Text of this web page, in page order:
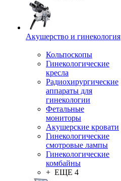
Акушерство и гинекология
Кольпоскопы
Гинекологические
кресла
Радиохирургические
аппараты для
гинекологии
Фетальные
мониторы
Акушерские кровати
Гинекологические
смотровые лампы
Гинекологические
комбайны
+ ЕЩЕ 4